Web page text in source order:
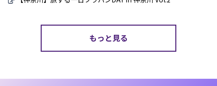
もっと見る